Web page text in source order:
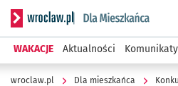
Serwis informacyjny wroclaw.pl
WAKACJE Aktualności Komunikaty
wroclaw.pl Dla mieszkańca